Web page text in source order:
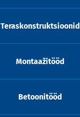
Teraskonstruktsioonid
Montaažitööd
Betoonitööd